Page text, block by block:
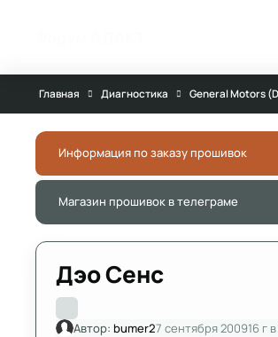
Главная Диагностика General Motors
Информация по заказу прошивок
Магазин прошивок в телеграме
Дэо Сенс
Автор: bumer27 сентября 200916 гв